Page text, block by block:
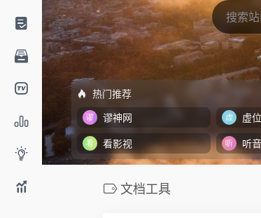
热门推荐
谬神网
虚
看影视 听
文档工具